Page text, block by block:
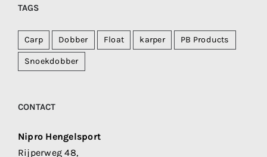
TAGS
Carp Dobber Float karper PB Products
Snoekdobber
CONTACT
Nipro Hengelsport
Rijperweg 48,